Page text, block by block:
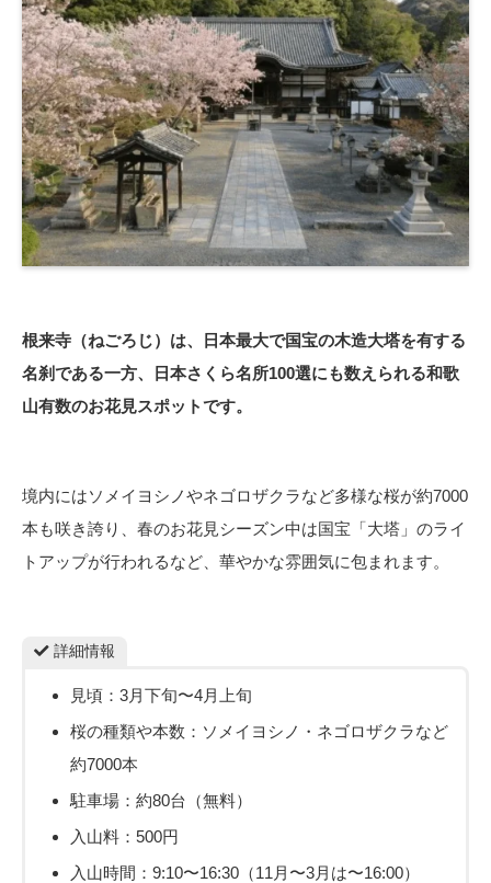
根来寺（ねごろじ）は、日本最大で国宝の木造大塔を有する
名刹である一方、日本さくら名所100選にも数えられる和歌
山有数のお花見スポットです。
境内にはソメイヨシノやネゴロザクラなど多様な桜が約7000
本も咲き誇り、春のお花見シーズン中は国宝「大塔」のライ
トアップが行われるなど、華やかな雰囲気に包まれます。
詳細情報
見頃：3月下旬〜4月上旬
桜の種類や本数：ソメイヨシノ・ネゴロザクラなど
約7000本
駐車場：約80台（無料）
入山料：500円
入山時間：9:10〜16:30（11月〜3月は〜16:00）